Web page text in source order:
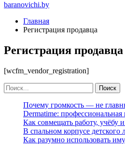
baranovichi.by
Главная
Регистрация продавца
Регистрация продавца
[wcfm_vendor_registration]
Почему громкость — не
Dermatime:
Как совмещать работу, учёбу
В спальном корпусе
Как разумно использовать